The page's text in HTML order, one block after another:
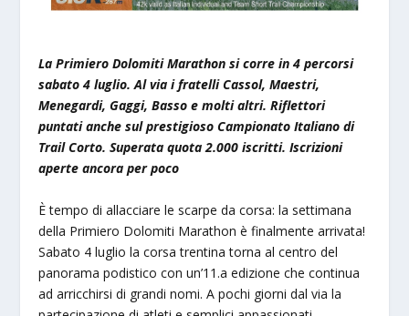
La Primiero Dolomiti Marathon si corre in 4 percorsi
sabato 4 luglio. Al via i fratelli Cassol, Maestri,
Menegardi, Gaggi, Basso e molti altri. Riflettori
puntati anche sul prestigioso Campionato Italiano di
Trail Corto. Superata quota 2.000 iscritti. Iscrizioni
aperte ancora per poco
È tempo di allacciare le scarpe da corsa: la settimana
della Primiero Dolomiti Marathon è finalmente arrivata!
Sabato 4 luglio la corsa trentina torna al centro del
panorama podistico con un’11.a edizione che continua
ad arricchirsi di grandi nomi. A pochi giorni dal via la